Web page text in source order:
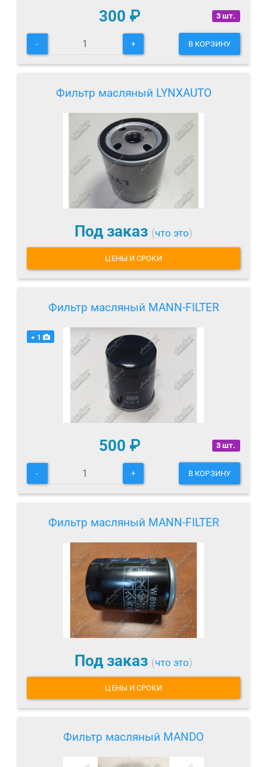
3 шт.
300 ₽
- + В КОРЗИНУ
Фильтр масляный LYNXAUTO
Под заказ (что это)
ЦЕНЫ И СРОКИ
Фильтр масляный MANN-FILTER
+ 1
3 шт.
500 ₽
- + В КОРЗИНУ
Фильтр масляный MANN-FILTER
Под заказ (что это)
ЦЕНЫ И СРОКИ
Фильтр масляный MANDO